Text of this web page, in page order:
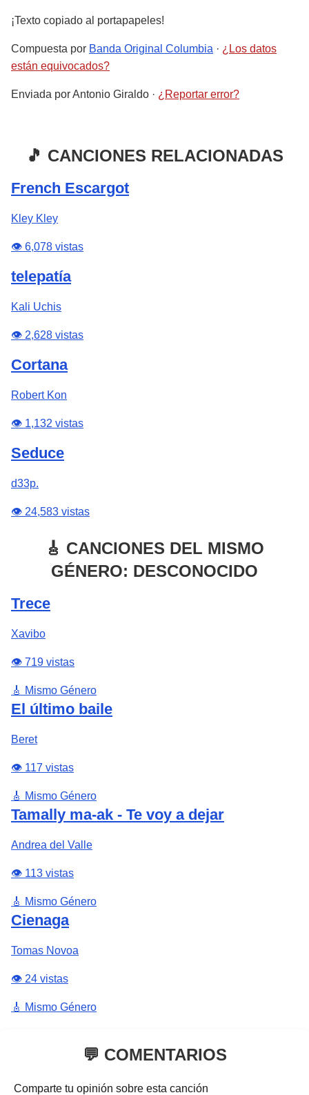
¡Texto copiado al portapapeles!
Compuesta por Banda Original Columbia · ¿Los datos
están equivocados?
Enviada porAntonio Giraldo · ¿Reportar error?
🎵 CANCIONES RELACIONADAS
French Escargot
Kley Kley
👁️ 6,078 vistas
telepatía
Kali Uchis
👁️ 2,628 vistas
Cortana
Robert Kon
👁️ 1,132 vistas
Seduce
d33p.
👁️ 24,583 vistas
🎸 CANCIONES DEL MISMO
GÉNERO: DESCONOCIDO
Trece
Xavibo
👁️ 719 vistas
🎸 Mismo Género
El último baile
Beret
👁️ 117 vistas
🎸 Mismo Género
Tamally ma-ak - Te voy a dejar
Andrea del Valle
👁️ 113 vistas
🎸 Mismo Género
Cienaga
Tomas Novoa
👁️ 24 vistas
🎸 Mismo Género
💬 COMENTARIOS
Comparte tu opinión sobre esta canción